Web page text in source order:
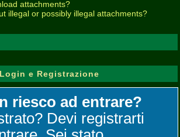
attachments?
illegal or possibly illegal attachments?
Login e Registrazione
riesco ad entrare?
Devi registrarti